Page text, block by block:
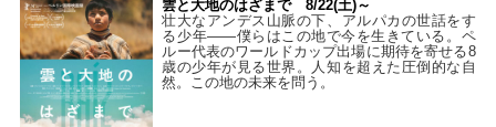
雲と大地のはざまで 8/22(土)～
壮大なアンデス山脈の下、アルパカの世話をす
る少年――僕らはこの地で今を生きている。ペ
ルー代表のワールドカップ出場に期待を寄せる8
歳の少年が見る世界。人知を超えた圧倒的な自
然。この地の未来を問う。